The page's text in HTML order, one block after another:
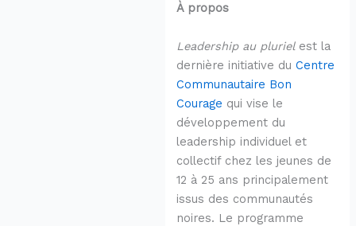
À propos
Leadership au plurielest la
dernière initiative duCentre
Communautaire Bon
Courage qui vise le
développement du
leadership individuel et
collectif chez les jeunes de
12 à 25 ans principalement
issus des communautés
noires. Le programme